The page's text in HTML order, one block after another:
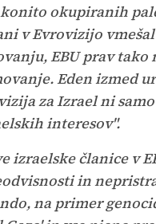
okupiranih
v Evrovizijo
EBU prav tako
Eden izmed
za Izrael ni
interesov".
izraelske članice v
in
na primer